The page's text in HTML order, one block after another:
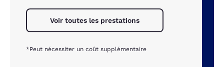
Voir toutes les prestations
*Peut nécessiter un coût supplémentaire